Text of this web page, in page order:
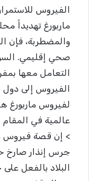
الفيروس
ماربورغ تهديداً
والمضطربة، فإن
صحي إقليمي.
التعامل معها
الفيروس إلى دول
لفيروس ماربورغ
عالمية في المقام
> إن قصة فيروس
جرس إنذار صارخ
البلاد بالفعل على